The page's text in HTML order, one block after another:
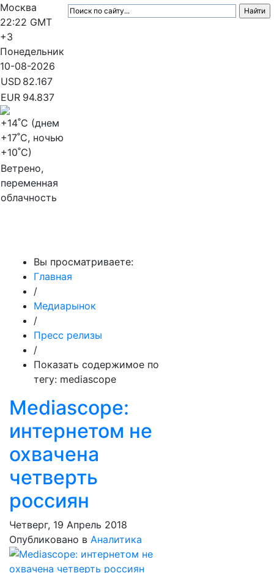
Москва
22:22 GMT
+3
Понедельник
10-08-2026
USD 82.167
EUR 94.837
+14˚C (днем
+17˚C, ночью
+10˚C)
Ветрено,
переменная
облачность
Вы просматриваете:
Главная
/
Медиарынок
/
Пресс релизы
/
Показать содержимое по
тегу: mediascope
Mediascope:
интернетом не
охвачена
четверть
россиян
Четверг, 19 Апрель 2018
Опубликовано в Аналитика